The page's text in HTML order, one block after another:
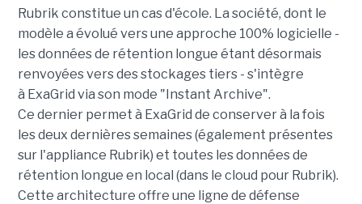
Rubrik constitue un cas d'école. La société, dont le
modèle a évolué vers une approche 100% logicielle -
les données de rétention longue étant désormais
renvoyées vers des stockages tiers - s'intègre
à ExaGrid via son mode "Instant Archive".
Ce dernier permet à ExaGrid de conserver à la fois
les deux dernières semaines (également présentes
sur l'appliance Rubrik) et toutes les données de
rétention longue en local (dans le cloud pour Rubrik).
Cette architecture offre une ligne de défense